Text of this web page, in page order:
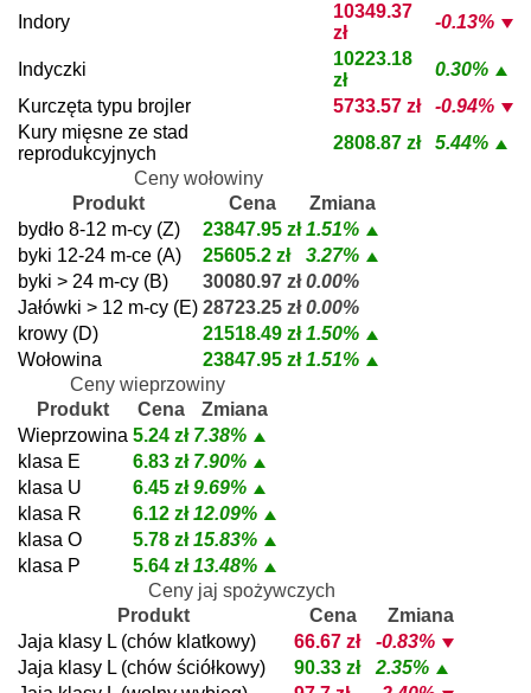
Indory
10349.37
zł
-0.13%
Indyczki
10223.18
zł
0.30%
Kurczęta typu brojler
5733.57 zł
-0.94%
Kury mięsne ze stad
reprodukcyjnych
2808.87 zł
5.44%
Ceny wołowiny
Produkt
Cena
Zmiana
bydło 8-12 m-cy (Z)
23847.95 zł 1.51%
byki 12-24 m-ce (A)
25605.2 zł
3.27%
byki > 24 m-cy (B)
30080.97 zł 0.00%
Jałówki > 12 m-cy (E) 28723.25 zł 0.00%
krowy (D)
21518.49 zł 1.50%
Wołowina
23847.95 zł 1.51%
Ceny wieprzowiny
Produkt
Cena
Zmiana
Wieprzowina 5.24 zł 7.38%
klasa E
6.83 zł 7.90%
klasa U
6.45 zł 9.69%
klasa R
6.12 zł 12.09%
klasa O
5.78 zł 15.83%
klasa P
5.64 zł 13.48%
Ceny jaj spożywczych
Produkt
Cena
Zmiana
Jaja klasy L (chów klatkowy)
66.67 zł
-0.83%
Jaja klasy L (chów ściółkowy)
90.33 zł
2.35%